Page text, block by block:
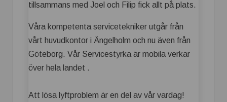
tillsammans med Joel och Filip fick allt på plats.
Våra kompetenta servicetekniker utgår från
vårt huvudkontor i Ängelholm och nu även från
Göteborg. Vår Servicestyrka är mobila verkar
över hela landet .
Att lösa lyftproblem är en del av vår vardag!